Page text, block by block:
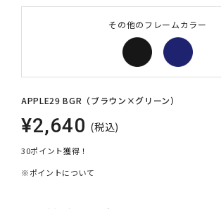
その他のフレームカラー
APPLE29 BGR（ブラウン×グリーン）
¥2,640 (税込)
30ポイント獲得！
※ポイントについて